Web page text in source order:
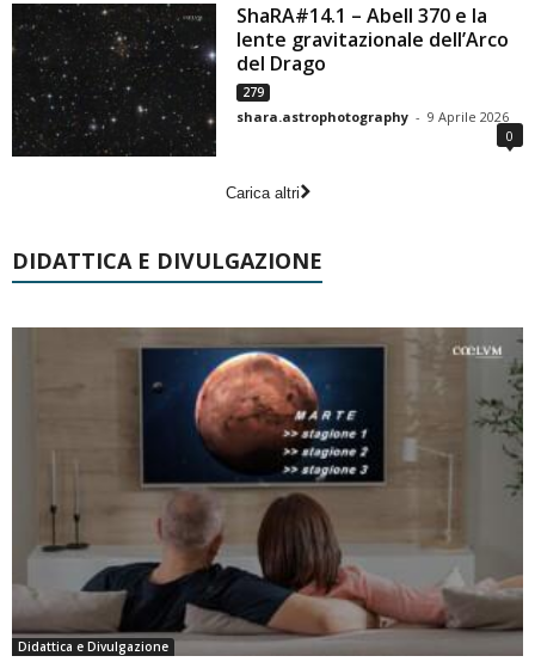
ShaRA#14.1 – Abell 370 e la
lente gravitazionale dell’Arco
del Drago
279
shara.astrophotography - 9 Aprile 2026
0
Carica altri
DIDATTICA E DIVULGAZIONE
Didattica e Divulgazione